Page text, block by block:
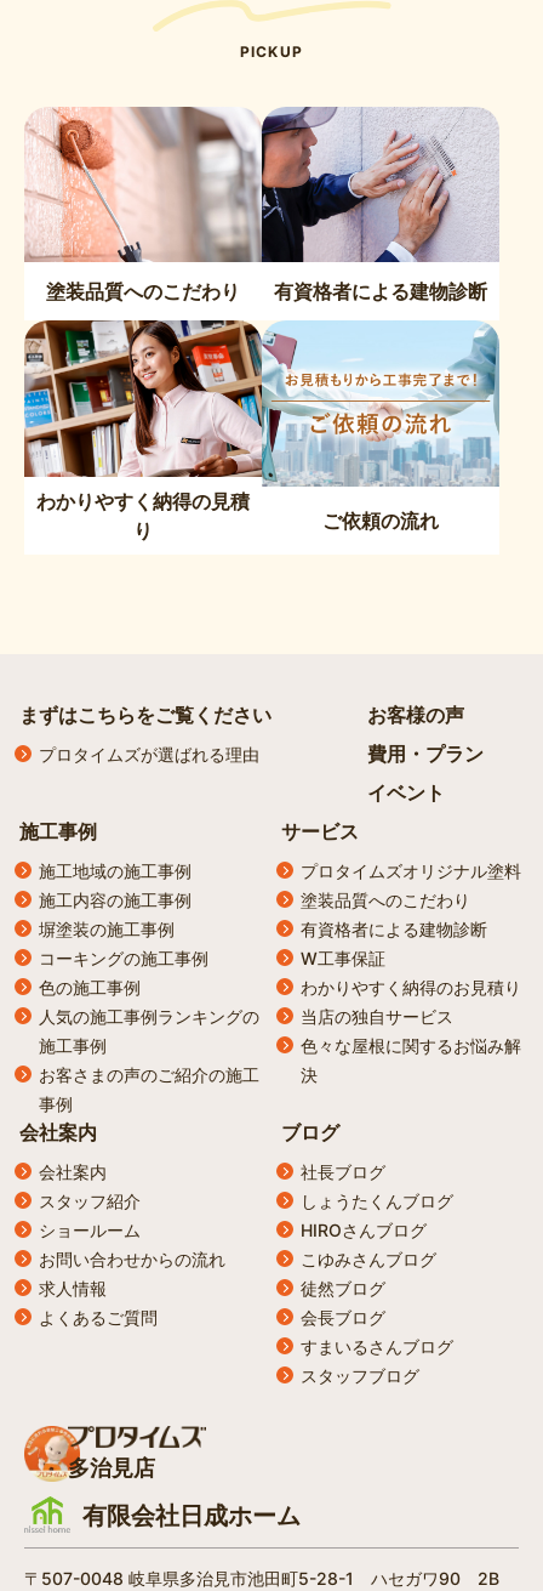
PICKUP
塗装品質へのこだわり 有資格者による建物診断
わかりやすく納得の見積
り
ご依頼の流れ
まずはこちらをご覧ください
プロタイムズが選ばれる理由
お客様の声
費用・プラン
イベント
施工事例
施工地域の施工事例
施工内容の施工事例
塀塗装の施工事例
コーキングの施工事例
色の施工事例
人気の施工事例ランキングの
施工事例
お客さまの声のご紹介の施工
事例
サービス
プロタイムズオリジナル塗料
塗装品質へのこだわり
有資格者による建物診断
W工事保証
わかりやすく納得のお見積り
当店の独自サービス
色々な屋根に関するお悩み解
決
会社案内
会社案内
スタッフ紹介
ショールーム
お問い合わせからの流れ
求人情報
よくあるご質問
ブログ
社長ブログ
しょうたくんブログ
HIROさんブログ
こゆみさんブログ
徒然ブログ
会長ブログ
すまいるさんブログ
スタッフブログ
多治見店
有限会社日成ホーム
〒507-0048 岐阜県多治見市池田町5-28-1 ハセガワ90 2B